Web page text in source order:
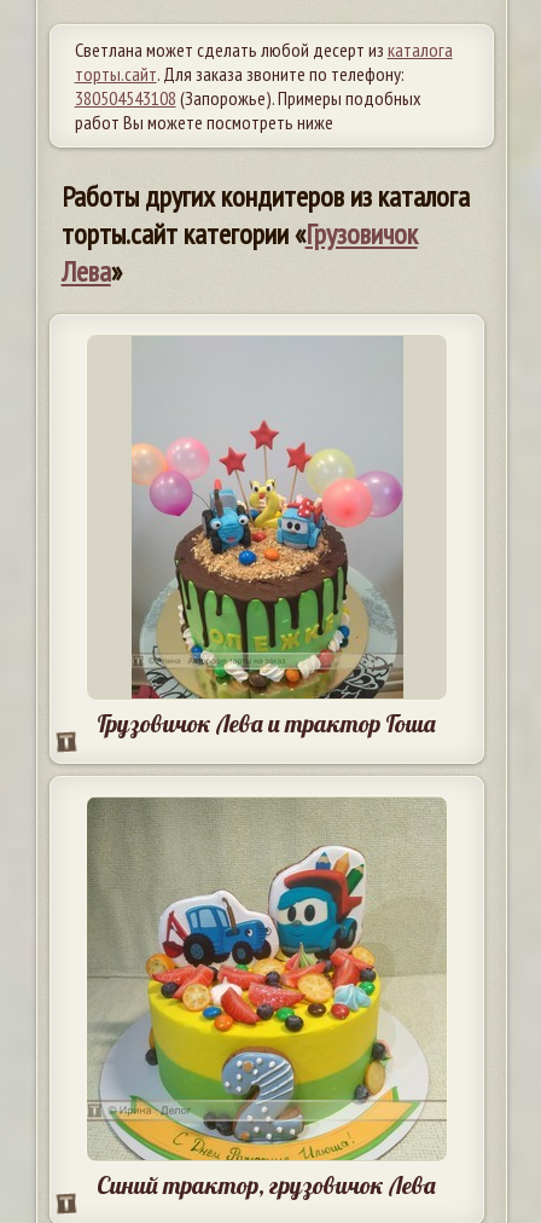
Светлана может сделать любой десерт из каталога
торты.сайт. Для заказа звоните по телефону:
380504543108 (Запорожье). Примеры подобных
работ Вы можете посмотреть ниже
Работы других кондитеров из каталога
торты.сайт категории «Грузовичок
Лева»
Грузовичок Лева и трактор Гоша
Синий трактор, грузовичок Лева